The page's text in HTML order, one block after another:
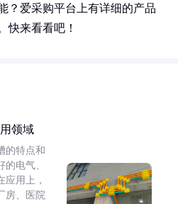
？爱采购平台上有详细的产品
快来看看吧！
领域
的特点和
电气、
应用上，
房、医院